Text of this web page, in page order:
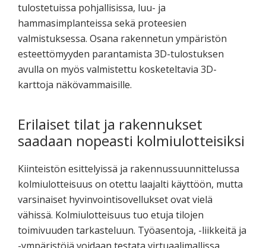
tulostetuissa pohjallisissa, luu- ja
hammasimplanteissa sekä proteesien
valmistuksessa. Osana rakennetun ympäristön
esteettömyyden parantamista 3D-tulostuksen
avulla on myös valmistettu kosketeltavia 3D-
karttoja näkövammaisille.
Erilaiset tilat ja rakennukset
saadaan nopeasti kolmiulotteisiksi
Kiinteistön esittelyissä ja rakennussuunnittelussa
kolmiulotteisuus on otettu laajalti käyttöön, mutta
varsinaiset hyvinvointisovellukset ovat vielä
vähissä. Kolmiulotteisuus tuo etuja tilojen
toimivuuden tarkasteluun. Työasentoja, -liikkeitä ja